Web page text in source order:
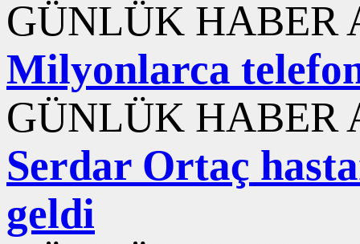
GÜNLÜK HABER
Milyonlarca
GÜNLÜK HABER
Serdar Ortaç
geldi